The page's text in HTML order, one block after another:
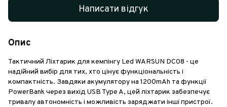
Написати відгук
Опис
Тактичний Ліхтарик для кемпінгу Led WARSUN DC08 - це
надійний вибір для тих, хто цінує функціональність і
компактність. Завдяки акумулятору на 1200mAh та функції
PowerBank через вихід USB Type A, цей ліхтарик забезпечує
тривалу автономність і можливість заряджати інші пристрої.